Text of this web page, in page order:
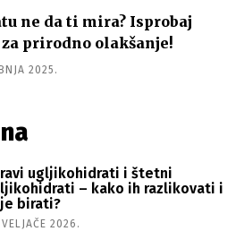
ne da ti mira? Isprobaj
prirodno olakšanje!
2025.
ugljikohidrati i štetni
– kako ih razlikovati i
birati?
2026.